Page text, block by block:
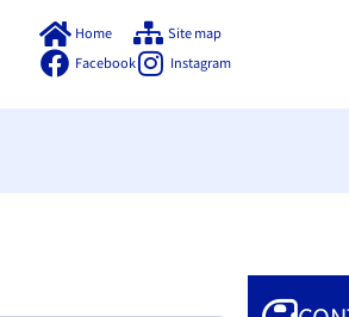
Home
Site map
Facebook
Instagram